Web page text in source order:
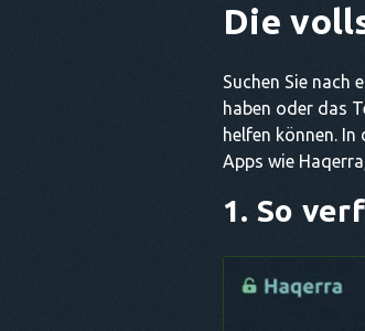
Die
Suchen Sie nach
haben oder das
helfen können.
Apps wie
1. So